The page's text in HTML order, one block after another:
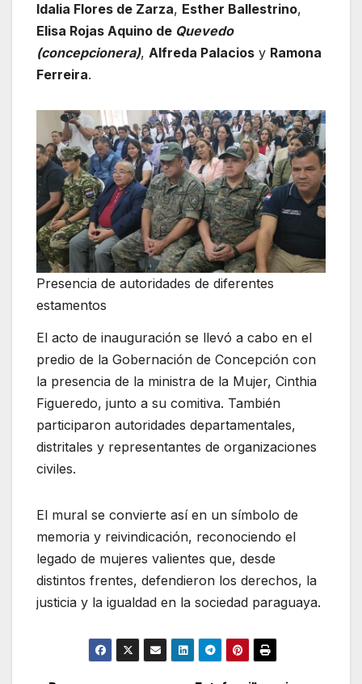
Idalia Flores de Zarza, Esther Ballestrino,
Elisa Rojas Aquino de Quevedo
(concepcionera), Alfreda Palacios y Ramona
Ferreira.
Presencia de autoridades de diferentes
estamentos
El acto de inauguración se llevó a cabo en el
predio de la Gobernación de Concepción con
la presencia de la ministra de la Mujer, Cinthia
Figueredo, junto a su comitiva. También
participaron autoridades departamentales,
distritales y representantes de organizaciones
civiles.
El mural se convierte así en un símbolo de
memoria y reivindicación, reconociendo el
legado de mujeres valientes que, desde
distintos frentes, defendieron los derechos, la
justicia y la igualdad en la sociedad paraguaya.